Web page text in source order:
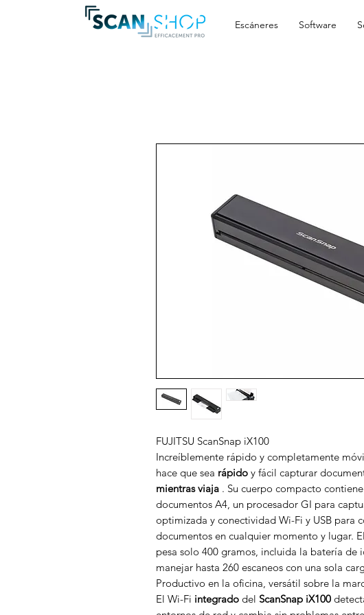
Escáneres Software
FUJITSU ScanSnap iX100
Increíblemente rápido y completamente
hace que sea rápido y fácil capturar
mientras viaja . Su cuerpo compacto
documentos A4, un procesador GI para
optimizada y conectividad Wi-Fi y USB para
documentos en cualquier momento y lugar.
pesa solo 400 gramos, incluida la batería de
manejar hasta 260 escaneos con una sola
Productivo en la oficina, versátil sobre la
El Wi-Fi integrado del ScanSnap iX100